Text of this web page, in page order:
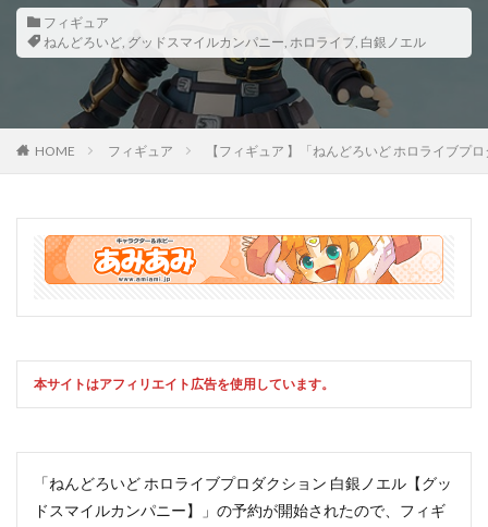
フィギュア
ねんどろいど, グッドスマイルカンパニー, ホロライブ, 白銀ノエル
HOME フィギュア 【フィギュア 】「ねんどろいど ホロライブ
本サイトはアフィリエイト広告を使用しています。
「ねんどろいど ホロライブプロダクション 白銀ノエル【グッ
ドスマイルカンパニー】」の予約が開始されたので、フィギ